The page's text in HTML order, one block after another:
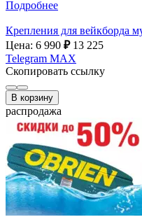
Подробнее
Крепления для вейкборда
Цена: 6 990 ₽ 13 225
Telegram MAX
Скопировать ссылку
В корзину
распродажа